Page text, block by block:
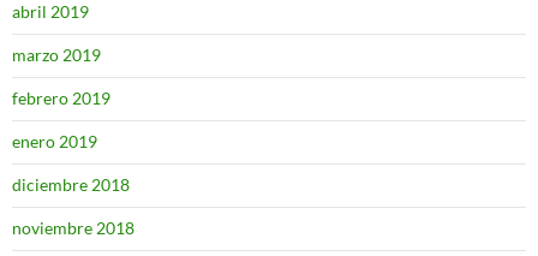
abril 2019
marzo 2019
febrero 2019
enero 2019
diciembre 2018
noviembre 2018